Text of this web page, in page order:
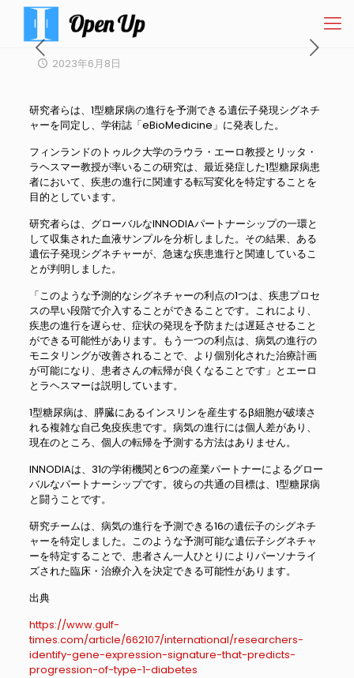
2023年6月8日
研究者らは、1型糖尿病の進行を予測できる遺伝子発現シグネチ
ャーを同定し、学術誌「eBioMedicine」に発表した。
フィンランドのトゥルク大学のラウラ・エーロ教授とリッタ・
ラヘスマー教授が率いるこの研究は、最近発症した1型糖尿病患
者において、疾患の進行に関連する転写変化を特定することを
目的としています。
研究者らは、グローバルなINNODIAパートナーシップの一環と
して収集された血液サンプルを分析しました。その結果、ある
遺伝子発現シグネチャーが、急速な疾患進行と関連しているこ
とが判明しました。
「このような予測的なシグネチャーの利点の1つは、疾患プロセ
スの早い段階で介入することができることです。これにより、
疾患の進行を遅らせ、症状の発現を予防または遅延させること
ができる可能性があります。もう一つの利点は、病気の進行の
モニタリングが改善されることで、より個別化された治療計画
が可能になり、患者さんの転帰が良くなることです」とエーロ
とラヘスマーは説明しています。
1型糖尿病は、膵臓にあるインスリンを産生するβ細胞が破壊さ
れる複雑な自己免疫疾患です。病気の進行には個人差があり、
現在のところ、個人の転帰を予測する方法はありません。
INNODIAは、31の学術機関と6つの産業パートナーによるグロー
バルなパートナーシップです。彼らの共通の目標は、1型糖尿病
と闘うことです。
研究チームは、病気の進行を予測できる16の遺伝子のシグネチ
ャーを特定しました。このような予測可能な遺伝子シグネチャ
ーを特定することで、患者さん一人ひとりによりパーソナライ
ズされた臨床・治療介入を決定できる可能性があります。
出典
https://www.gulf-
times.com/article/662107/international/researchers-
identify-gene-expression-signature-that-predicts-
progression-of-type-1-diabetes